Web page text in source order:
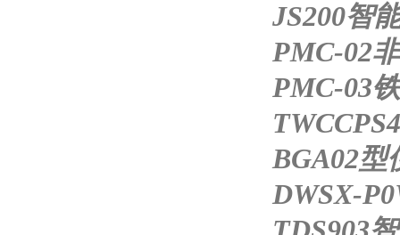
JS200智
PMC-02
PMC-03
BGA02型
DWSX-